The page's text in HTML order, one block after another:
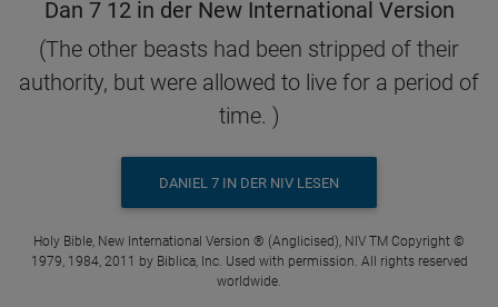
Dan 7 12 in der New International Version
(The other beasts had been stripped of their
authority, but were allowed to live for a period of
time. )
DANIEL 7 IN DER NIV LESEN
Holy Bible, New International Version ® (Anglicised), NIV TM Copyright ©
1979, 1984, 2011 by Biblica, Inc. Used with permission. All rights reserved
worldwide.